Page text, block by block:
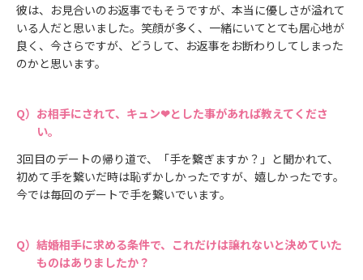
彼は、お見合いのお返事でもそうですが、本当に優しさが溢れて
いる人だと思いました。笑顔が多く、一緒にいてとても居心地が
良く、今さらですが、どうして、お返事をお断わりしてしまった
のかと思います。
お相手にされて、キュン❤とした事があれば教えてくださ
い。
3回目のデートの帰り道で、「手を繋ぎますか？」と聞かれて、
初めて手を繋いだ時は恥ずかしかったですが、嬉しかったです。
今では毎回のデートで手を繋いでいます。
結婚相手に求める条件で、これだけは譲れないと決めていた
ものはありましたか？